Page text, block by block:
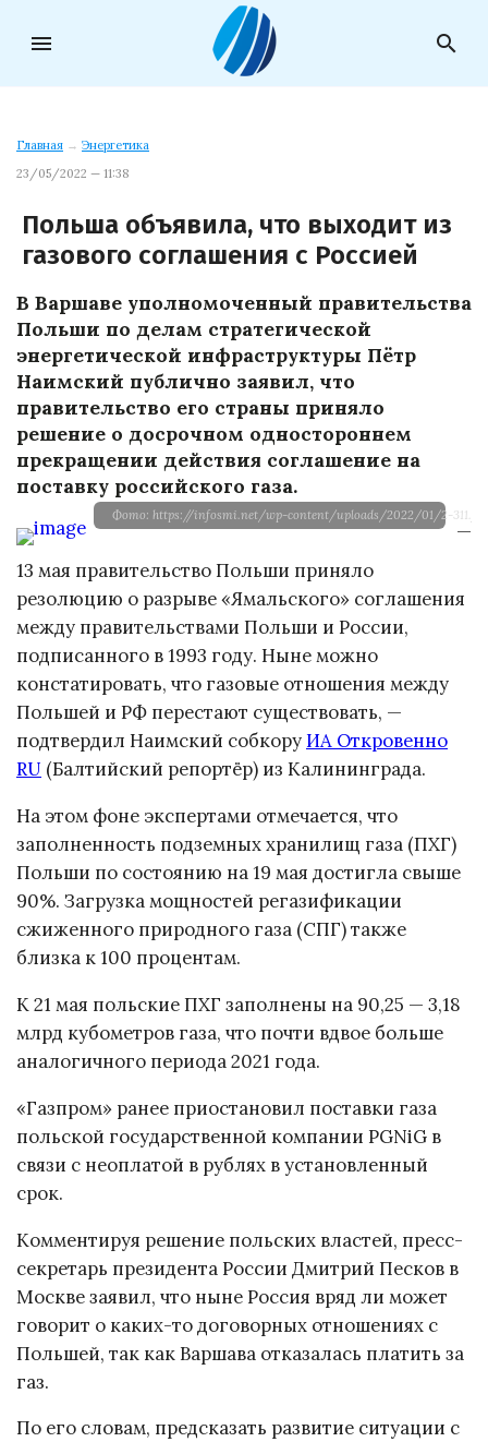
menu search
Главная → Энергетика
23/05/2022 — 11:38
Польша объявила, что выходит из
газового соглашения с Россией
В Варшаве уполномоченный правительства
Польши по делам стратегической
энергетической инфраструктуры Пётр
Наимский публично заявил, что
правительство его страны приняло
решение о досрочном одностороннем
прекращении действия соглашение на
поставку российского газа.
Фото: https://infosmi.net/wp-content/uploads/2022/01/2-311.jpg
—
13 мая правительство Польши приняло
резолюцию о разрыве «Ямальского» соглашения
между правительствами Польши и России,
подписанного в 1993 году. Ныне можно
констатировать, что газовые отношения между
Польшей и РФ перестают существовать, —
подтвердил Наимский собкоруИА Откровенно
RU (Балтийский репортёр) из Калининграда.
На этом фоне экспертами отмечается, что
заполненность подземных хранилищ газа (ПХГ)
Польши по состоянию на 19 мая достигла свыше
90%. Загрузка мощностей регазификации
сжиженного природного газа (СПГ) также
близка к 100 процентам.
К 21 мая польские ПХГ заполнены на 90,25 — 3,18
млрд кубометров газа, что почти вдвое больше
аналогичного периода 2021 года.
«Газпром» ранее приостановил поставки газа
польской государственной компании PGNiG в
связи с неоплатой в рублях в установленный
срок.
Комментируя решение польских властей, пресс-
секретарь президента России Дмитрий Песков в
Москве заявил, что ныне Россия вряд ли может
говорит о каких-то договорных отношениях с
Польшей, так как Варшава отказалась платить за
газ.
По его словам, предсказать развитие ситуации с